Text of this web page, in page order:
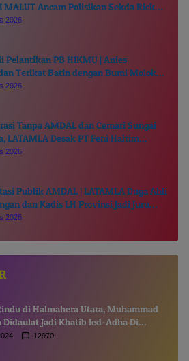
MALUT Ancam Polisikan Sekda Ricky
2026
Pelantikan PB HIKMU | Anies
Terikat Batin dengan Bumi Moloku
2026
Tanpa AMDAL dan Cemari Sungai
LATAMLA Desak PT Feni Haltim
Pidana
2026
Publik AMDAL | LATAMLA Duga Ahli
dan Kadis LH Provinsi Jadi Juru
Feni Haltim
2026
di Halmahera Utara, Muhammad
Didaulat Jadi Khatib Ied-Adha Di
12970